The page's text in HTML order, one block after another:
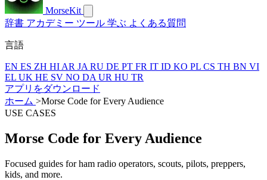
MorseKit
辞書 アカデミー ツール 学ぶ よくある質問
言語
EN ES ZH HI AR JA RU DE PT FR IT ID KO PL CS TH BN VI
EL UK HE SV NO DA UR HU TR
アプリをダウンロード
ホーム >Morse Code for Every Audience
USE CASES
Morse Code for Every Audience
Focused guides for ham radio operators, scouts, pilots, preppers,
kids, and more.